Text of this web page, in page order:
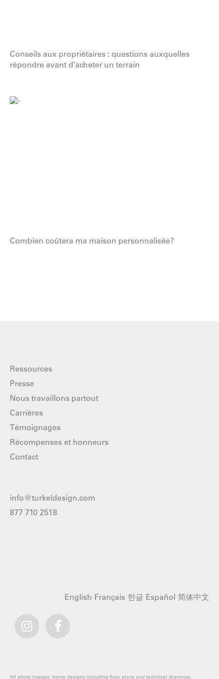
Conseils aux propriétaires : questions auxquelles
répondre avant d’acheter un terrain
Combien coûtera ma maison personnalisée?
Ressources
Presse
Nous travaillons partout
Carrières
Témoignages
Récompenses et honneurs
Contact
info@turkeldesign.com
877 710 2518
English Français 한글 Español 简体中文
All photo images, home designs including floor plans and technical drawings,